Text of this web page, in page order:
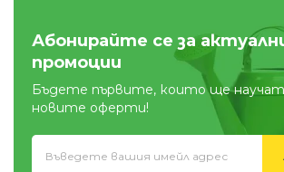
Абонирайте се за
промоции
Бъдете първите, които ще научат
новите оферти!